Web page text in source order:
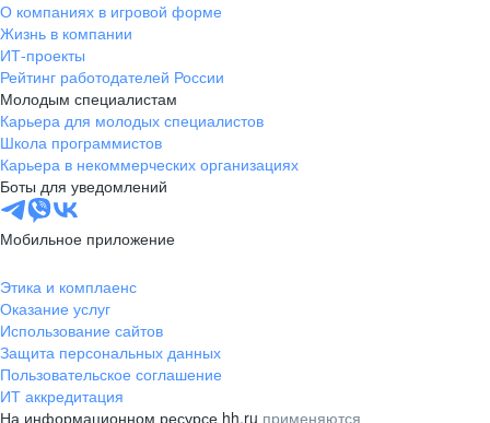
О компаниях в игровой форме
Жизнь в компании
ИТ-проекты
Рейтинг работодателей России
Молодым специалистам
Карьера для молодых специалистов
Школа программистов
Карьера в некоммерческих организациях
Боты для уведомлений
Мобильное приложение
Этика и комплаенс
Оказание услуг
Использование сайтов
Защита персональных данных
Пользовательское соглашение
ИТ аккредитация
На информационном ресурсе hh.ru применяются